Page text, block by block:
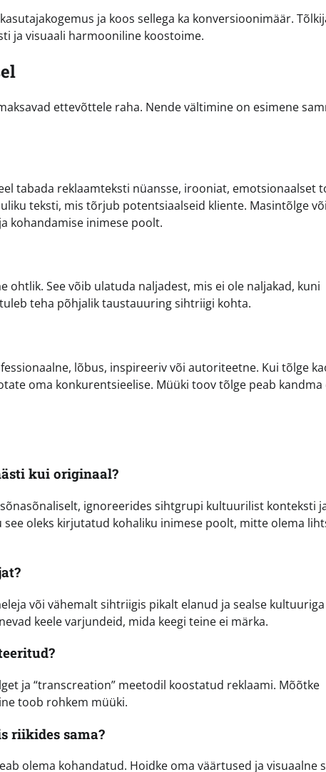
ja koos sellega ka konversioonimäär.
ja visuaali harmooniline koostoime.
ettevõttele raha. Nende vältimine on esimene
tabada reklaamteksti nüansse, irooniat, emotsionaalset
teksti, mis tõrjub potentsiaalseid kliente. Masintõlge
kohandamise inimese poolt.
See võib ulatuda naljadest, mis ei ole naljakad, kuni
teha põhjalik taustauuring sihtriigi kohta.
lõbus, inspireeriv või autoriteetne. Kui tõlge
oma konkurentsieelise. Müüki toov tõlge peab kandma
kui originaal?
ignoreerides sihtgrupi kultuurilist konteksti
oleks kirjutatud kohaliku inimese poolt, mitte olema
või vähemalt sihtriigis pikalt elanud ja sealse
keele varjundeid, mida keegi teine ei märka.
ja “transcreation” meetodil koostatud reklaami. Mõõtke
toob rohkem müüki.
riikides sama?
olema kohandatud. Hoidke oma väärtused ja visuaalne